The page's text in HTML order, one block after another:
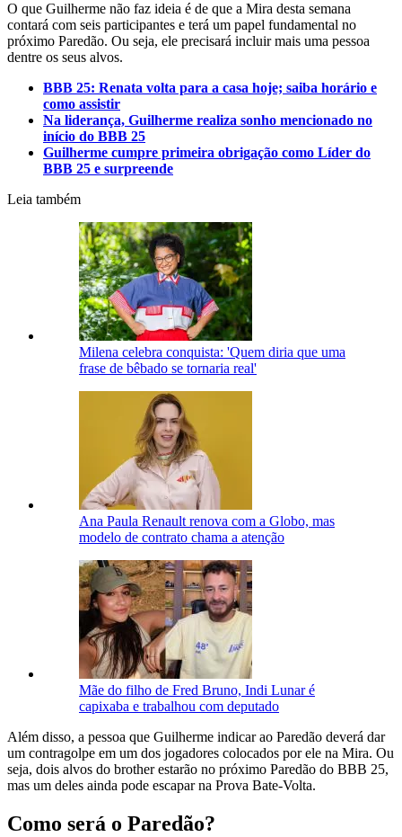
O que Guilherme não faz ideia é de que a Mira desta semana
contará com seis participantes e terá um papel fundamental no
próximo Paredão. Ou seja, ele precisará incluir mais uma pessoa
dentre os seus alvos.
BBB 25: Renata volta para a casa hoje; saiba horário e
como assistir
Na liderança, Guilherme realiza sonho mencionado no
início do BBB 25
Guilherme cumpre primeira obrigação como Líder do
BBB 25 e surpreende
Leia também
Milena celebra conquista: 'Quem diria que uma
frase de bêbado se tornaria real'
Ana Paula Renault renova com a Globo, mas
modelo de contrato chama a atenção
Mãe do filho de Fred Bruno, Indi Lunar é
capixaba e trabalhou com deputado
Além disso, a pessoa que Guilherme indicar ao Paredão deverá dar
um contragolpe em um dos jogadores colocados por ele na Mira. Ou
seja, dois alvos do brother estarão no próximo Paredão do BBB 25,
mas um deles ainda pode escapar na Prova Bate-Volta.
Como será o Paredão?